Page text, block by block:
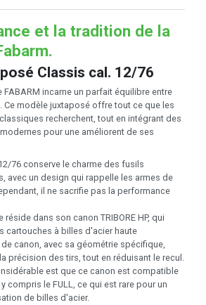
et la tradition de la
Classis cal. 12/76
FABARM incarne un parfait équilibre entre
Ce modèle juxtaposé offre tout ce que les
recherchent, tout en intégrant des
pour une améliorent de ses
76 conserve le charme des fusils
avec un design qui rappelle les armes de
il ne sacrifie pas la performance
dans son canon TRIBORE HP, qui
cartouches à billes d'acier haute
canon, avec sa géométrie spécifique,
précision des tirs, tout en réduisant le recul.
est que ce canon est compatible
compris le FULL, ce qui est rare pour un
de billes d'acier.